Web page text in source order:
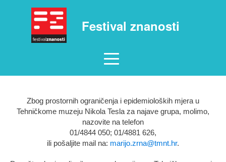
Festival znanosti
Zbog prostornih ograničenja i epidemioloških mjera u
Tehničkome muzeju Nikola Tesla za najave grupa, molimo,
nazovite na telefon
01/4844 050; 01/4881 626,
ili pošaljite mail na: marijo.zrna@tmnt.hr.